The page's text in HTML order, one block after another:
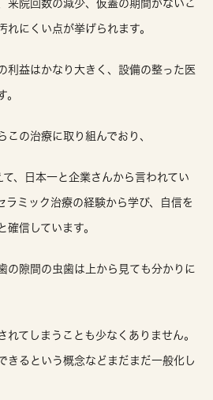
来院回数の減少、仮蓋の期間がないこ
れにくい点が挙げられます。
利益はかなり大きく、設備の整った医
。
この治療に取り組んでおり、
、日本一と企業さんから言われてい
ラミック治療の経験から学び、自信を
確信しています。
の隙間の虫歯は上から見ても分かりに
れてしまうことも少なくありません。
きるという概念などまだまだ一般化し